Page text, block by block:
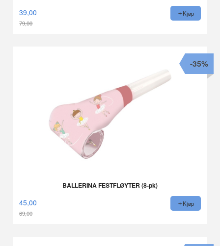
39,00
79,00
Kjøp
BALLERINA FESTFLØYTER (8-pk)
45,00
69,00
-35%
Kjøp